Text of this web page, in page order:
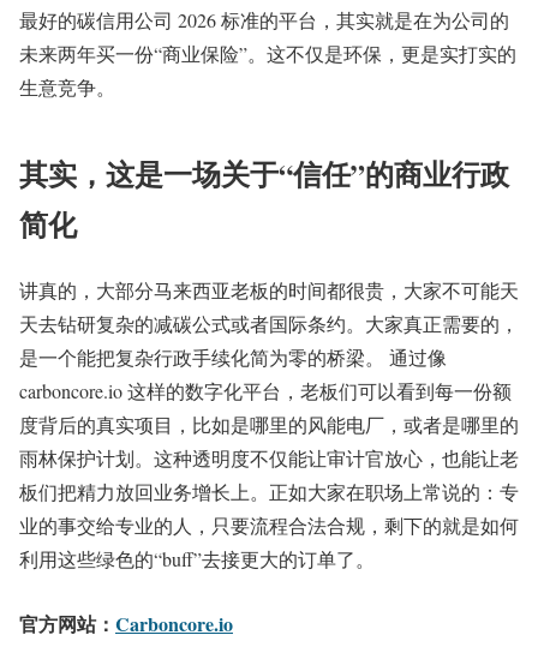
最好的碳信用公司 2026 标准的平台，其实就是在为公司的
未来两年买一份“商业保险”。这不仅是环保，更是实打实的
生意竞争。
其实，这是一场关于“信任”的商业行政
简化
讲真的，大部分马来西亚老板的时间都很贵，大家不可能天
天去钻研复杂的减碳公式或者国际条约。大家真正需要的，
是一个能把复杂行政手续化简为零的桥梁。 通过像
carboncore.io 这样的数字化平台，老板们可以看到每一份额
度背后的真实项目，比如是哪里的风能电厂，或者是哪里的
雨林保护计划。这种透明度不仅能让审计官放心，也能让老
板们把精力放回业务增长上。正如大家在职场上常说的：专
业的事交给专业的人，只要流程合法合规，剩下的就是如何
利用这些绿色的“buff”去接更大的订单了。
官方网站： Carboncore.io